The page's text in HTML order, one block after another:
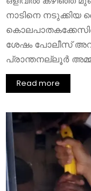
നാടിനെ നടുക്കിയ
ശേഷം പോലീസ്
പ്രാന്തനല്ലൂർ
Read more